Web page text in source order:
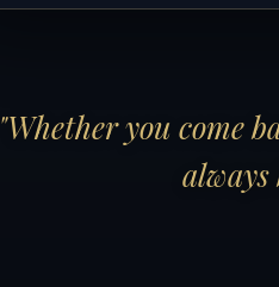
"Whether you come
always